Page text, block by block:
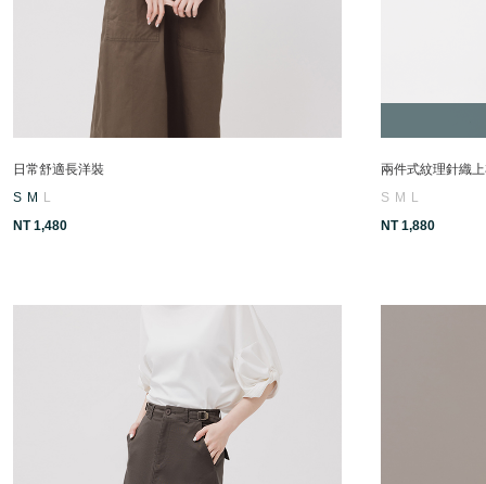
日常舒適長洋裝
S M L
NT 1,480
兩件式紋理針織
S M L
NT 1,880